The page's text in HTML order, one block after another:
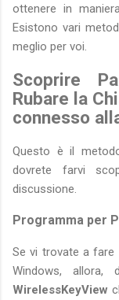
ottenere in
Esistono vari
meglio per voi.
Scoprire
Rubare la
connesso
Questo è il
dovrete farvi
discussione.
Programma per
Se vi trovate a fare
Windows, allora,
WirelessKeyView